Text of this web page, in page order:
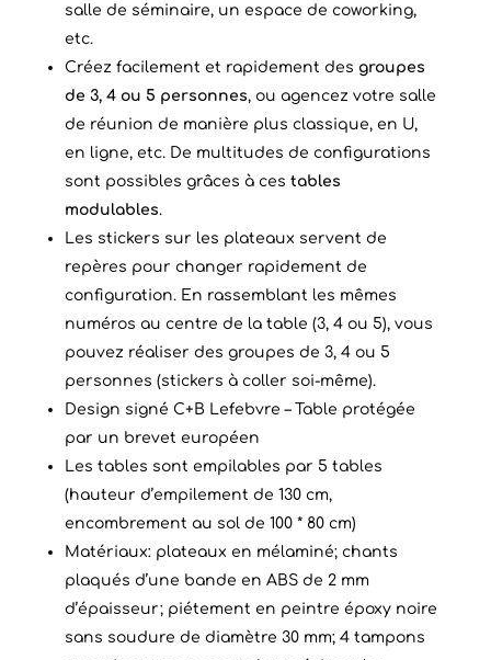
salle de séminaire, un espace de coworking,
etc.
Créez facilement et rapidement des groupes
de 3, 4 ou 5 personnes, ou agencez votre salle
de réunion de manière plus classique, en U,
en ligne, etc. De multitudes de configurations
sont possibles grâces à ces tables
modulables.
Les stickers sur les plateaux servent de
repères pour changer rapidement de
configuration. En rassemblant les mêmes
numéros au centre de la table (3, 4 ou 5), vous
pouvez réaliser des groupes de 3, 4 ou 5
personnes (stickers à coller soi-même).
Design signé C+B Lefebvre – Table protégée
par un brevet européen
Les tables sont empilables par 5 tables
(hauteur d’empilement de 130 cm,
encombrement au sol de 100 * 80 cm)
Matériaux: plateaux en mélaminé; chants
plaqués d’une bande en ABS de 2 mm
d’épaisseur; piétement en peintre époxy noire
sans soudure de diamètre 30 mm; 4 tampons